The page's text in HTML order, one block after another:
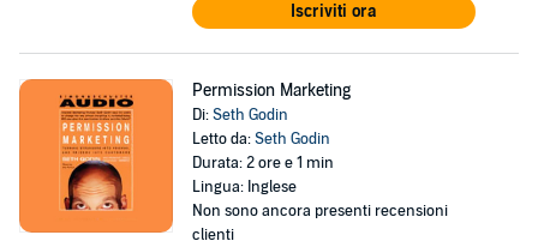
Iscriviti ora
Permission Marketing
Di:Seth Godin
Letto da:Seth Godin
Durata: 2 ore e 1 min
Lingua: Inglese
Non sono ancora presenti recensioni
clienti